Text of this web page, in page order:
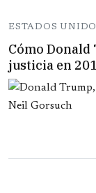
ESTADOS
Cómo
justicia en